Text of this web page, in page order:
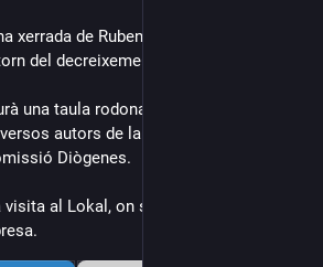
del decreixement.
una taula rodona moderada per la
autors de la publicació
Diògenes.
al Lokal, on segurament ens